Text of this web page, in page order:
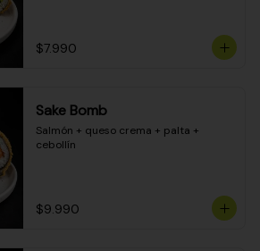
$7.990
Sake Bomb
Salmón + queso crema + palta +
cebollín
$9.990